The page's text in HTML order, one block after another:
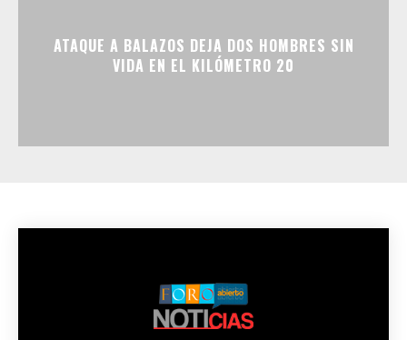
ATAQUE A BALAZOS DEJA DOS HOMBRES SIN
VIDA EN EL KILÓMETRO 20